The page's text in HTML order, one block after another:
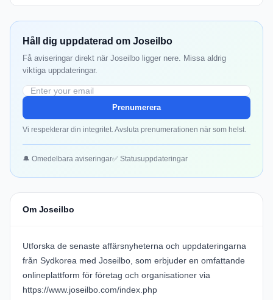
Håll dig uppdaterad om Joseilbo
Få aviseringar direkt när Joseilbo ligger nere. Missa aldrig
viktiga uppdateringar.
Prenumerera
Vi respekterar din integritet. Avsluta prenumerationen när som helst.
🔔 Omedelbara aviseringar✅ Statusuppdateringar
Om Joseilbo
Utforska de senaste affärsnyheterna och uppdateringarna
från Sydkorea med Joseilbo, som erbjuder en omfattande
onlineplattform för företag och organisationer via
https://www.joseilbo.com/index.php